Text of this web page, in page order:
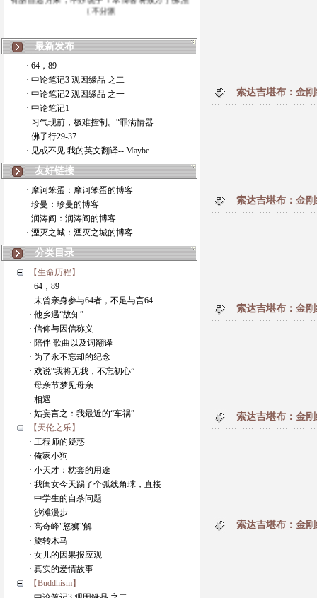
（不分派
最新发布
· 64，89
· 中论笔记3 观因缘品 之二
· 中论笔记2 观因缘品 之一
· 中论笔记1
· 习气现前，极难控制。“罪满情器
· 佛子行29-37
· 见或不见 我的英文翻译-- Maybe
友好链接
· 摩诃笨蛋：摩诃笨蛋的博客
· 珍曼：珍曼的博客
· 润涛阎：润涛阎的博客
· 湮灭之城：湮灭之城的博客
分类目录
【生命历程】
· 64，89
· 未曾亲身参与64者，不足与言64
· 他乡遇“故知”
· 信仰与因信称义
· 陪伴 歌曲以及词翻译
· 为了永不忘却的纪念
· 戏说“我将无我，不忘初心”
· 母亲节梦见母亲
· 相遇
· 姑妄言之：我最近的“车祸”
【天伦之乐】
· 工程师的疑惑
· 俺家小狗
· 小天才：枕套的用途
· 我闺女今天踢了个弧线角球，直接
· 中学生的自杀问题
· 沙滩漫步
· 高奇峰"怒狮"解
· 旋转木马
· 女儿的因果报应观
· 真实的爱情故事
【Buddhism】
索达吉堪布：金
索达吉堪布：金
索达吉堪布：金
索达吉堪布：金
索达吉堪布：金